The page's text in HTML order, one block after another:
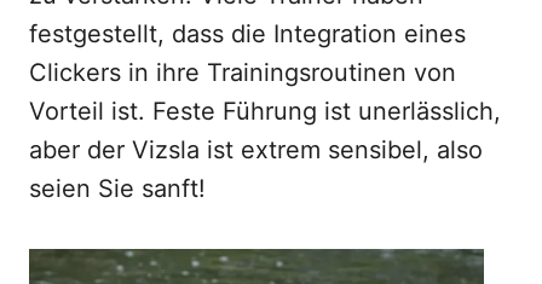
festgestellt, dass die Integration eines
Clickers in ihre Trainingsroutinen von
Vorteil ist. Feste Führung ist unerlässlich,
aber der Vizsla ist extrem sensibel, also
seien Sie sanft!